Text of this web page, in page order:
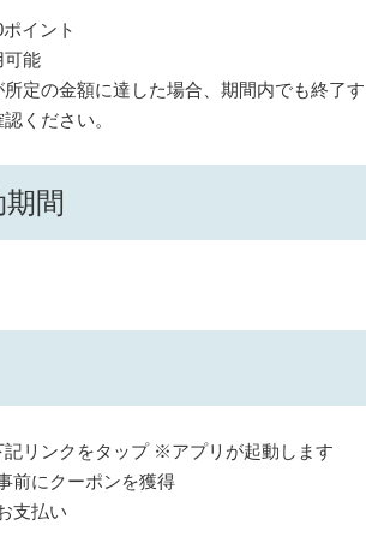
イント
可能
定の金額に達した場合、期間内でも終了
ください。
間
記リンクをタップ ※アプリが起動します
前にクーポンを獲得
支払い